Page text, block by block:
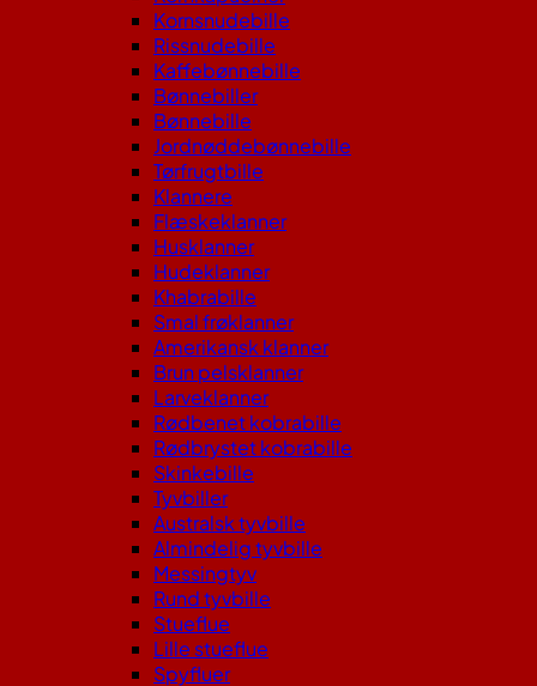
Kornsnudebille
Rissnudebille
Kaffebønnebille
Bønnebiller
Bønnebille
Jordnøddebønnebille
Tørfrugtbille
Klannere
Flæskeklanner
Husklanner
Hudeklanner
Khabrabille
Smal frøklanner
Amerikansk klanner
Brun pelsklanner
Larveklanner
Rødbenet kobrabille
Rødbrystet kobrabille
Skinkebille
Tyvbiller
Australsk tyvbille
Almindelig tyvbille
Messingtyv
Rund tyvbille
Stueflue
Lille stueflue
Spyfluer